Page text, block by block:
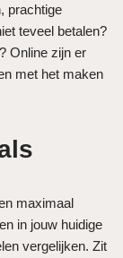
prachtige
teveel betalen?
Online zijn er
met het maken
maximaal
in jouw huidige
vergelijken. Zit